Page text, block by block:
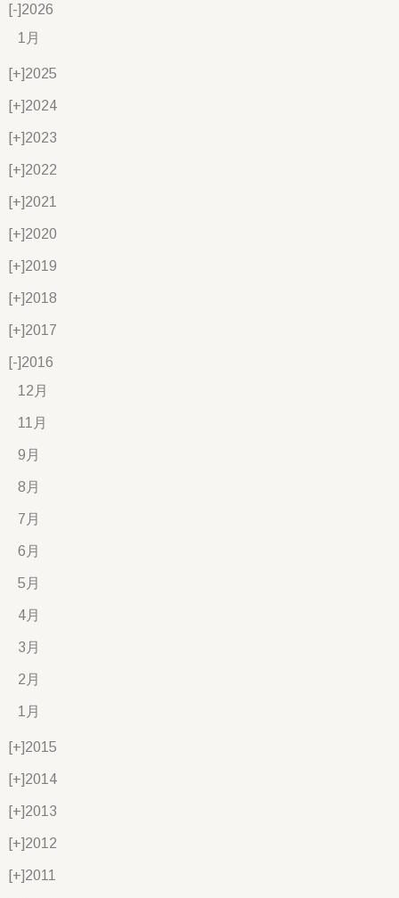
[-]2026
1月
[+]2025
[+]2024
[+]2023
[+]2022
[+]2021
[+]2020
[+]2019
[+]2018
[+]2017
[-]2016
12月
11月
9月
8月
7月
6月
5月
4月
3月
2月
1月
[+]2015
[+]2014
[+]2013
[+]2012
[+]2011